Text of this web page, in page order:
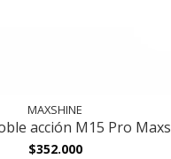
MAXSHINE
acción M15 Pro
$352.000